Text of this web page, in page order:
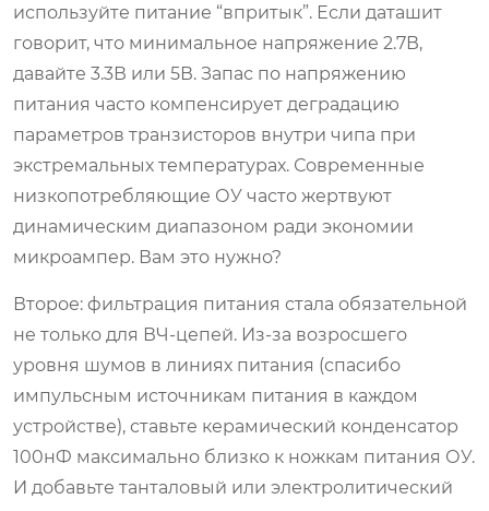
используйте питание “впритык”. Если даташит
говорит, что минимальное напряжение 2.7В,
давайте 3.3В или 5В. Запас по напряжению
питания часто компенсирует деградацию
параметров транзисторов внутри чипа при
экстремальных температурах. Современные
низкопотребляющие ОУ часто жертвуют
динамическим диапазоном ради экономии
микроампер. Вам это нужно?
Второе: фильтрация питания стала обязательной
не только для ВЧ-цепей. Из-за возросшего
уровня шумов в линиях питания (спасибо
импульсным источникам питания в каждом
устройстве), ставьте керамический конденсатор
100нФ максимально близко к ножкам питания ОУ.
И добавьте танталовый или электролитический